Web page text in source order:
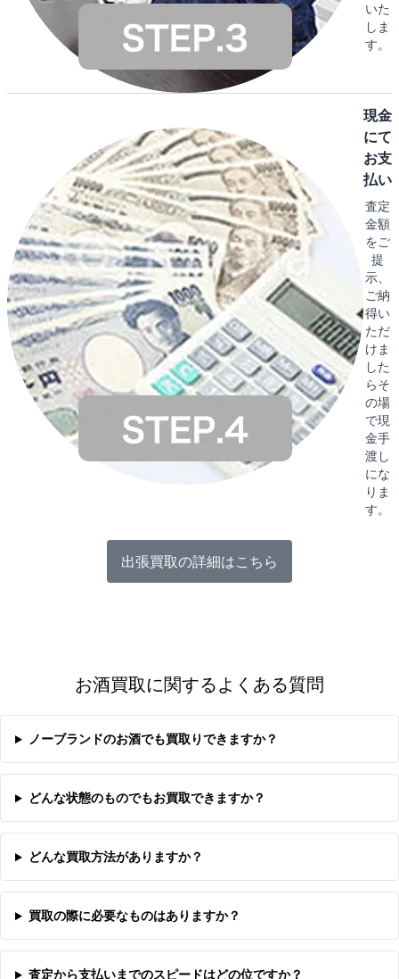
いた
しま
す。
現金
にて
お支
払い
査定
金額
をご
提
示、
ご納
得い
ただ
けま
した
らそ
の場
で現
金手
渡し
にな
りま
す。
出張買取の詳細はこちら
お酒買取に関するよくある質問
ノーブランドのお酒でも買取りできますか？
どんな状態のものでもお買取できますか？
どんな買取方法がありますか？
買取の際に必要なものはありますか？
査定から支払いまでのスピードはどの位ですか？